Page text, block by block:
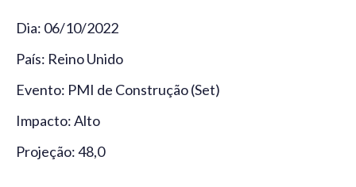
Dia: 06/10/2022
País: Reino Unido
Evento: PMI de Construção (Set)
Impacto: Alto
Projeção: 48,0